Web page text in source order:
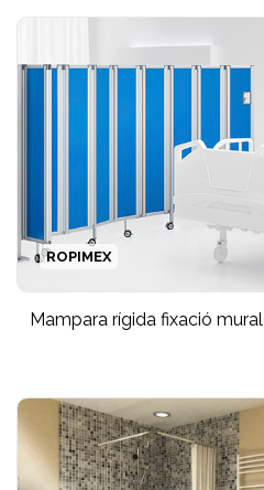
Mampara rígida fixació mural
ROPIMEX